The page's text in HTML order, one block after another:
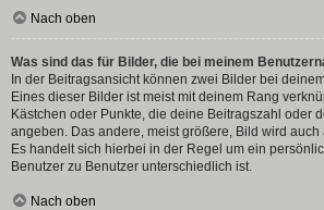
Nach oben
Was sind das für Bilder, die bei meinem
In der Beitragsansicht können zwei Bilder bei
Eines dieser Bilder ist meist mit deinem Rang
Kästchen oder Punkte, die deine Beitragszahl oder
angeben. Das andere, meist größere, Bild wird auch
Es handelt sich hierbei in der Regel um ein
Benutzer zu Benutzer unterschiedlich ist.
Nach oben